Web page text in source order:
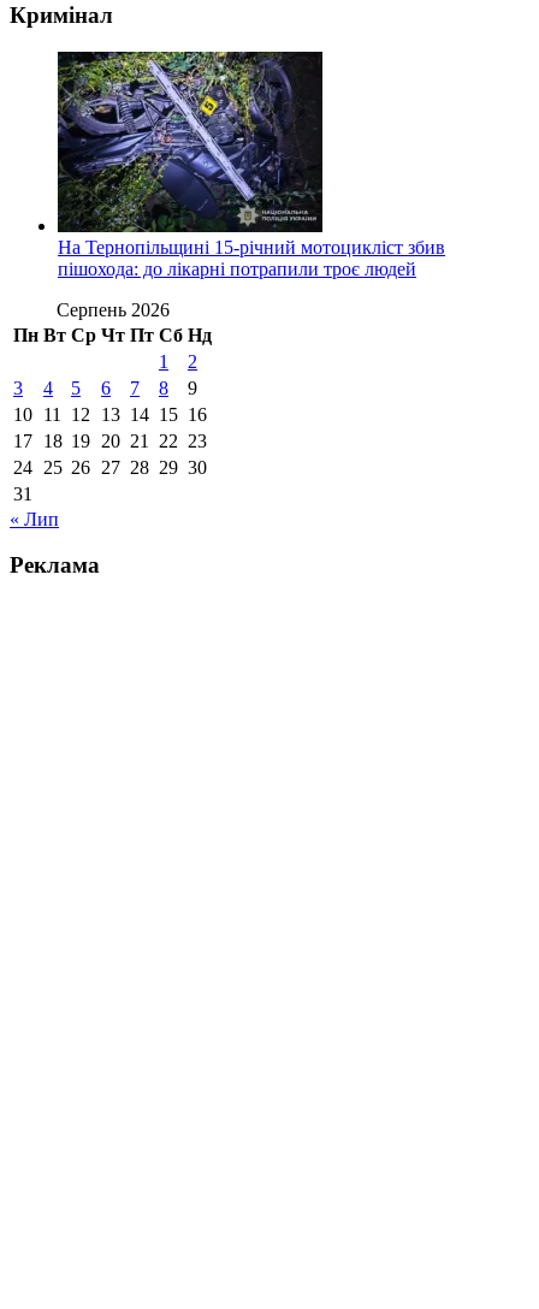
Кримінал
На Тернопільщині 15-річний мотоцикліст збив
пішохода: до лікарні потрапили троє людей
Серпень 2026
Пн Вт Ср Чт Пт Сб Нд
1
2
3
4 5 6 7 8
9
10 11 12 13 14 15 16
17 18 19 20 21 22 23
24 25 26 27 28 29 30
31
« Лип
Реклама